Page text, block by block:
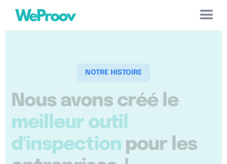
NOTRE HISTOIRE
Nous avons créé le
meilleur outil
d'inspection pour les